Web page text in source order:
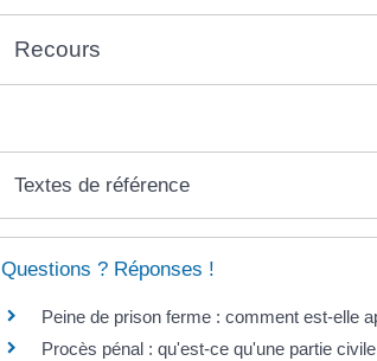
Recours
Textes de référence
Questions ? Réponses !
Peine de prison ferme : comment est-elle
Procès pénal : qu'est-ce qu'une partie